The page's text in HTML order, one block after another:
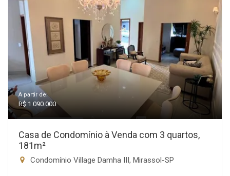
A partir de:
R$ 1.090.000
Casa de Condomínio à Venda com 3 quartos,
181m²
Condomínio Village Damha III, Mirassol-SP